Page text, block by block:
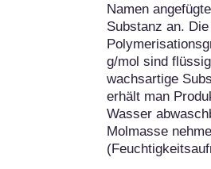
Namen
Substanz an.
g/mol sind
wachsartige
erhält man
Wasser
Molmasse